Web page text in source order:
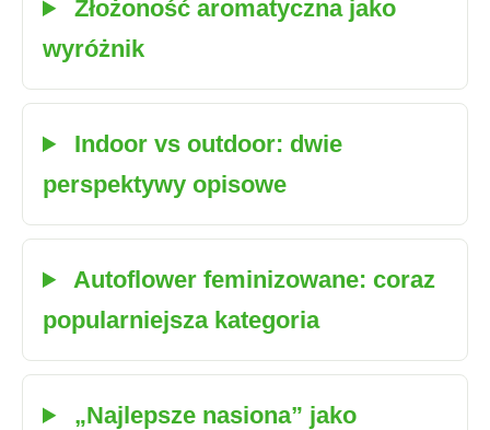
Złożoność aromatyczna jako
wyróżnik
Indoor vs outdoor: dwie
perspektywy opisowe
Autoflower feminizowane: coraz
popularniejsza kategoria
„Najlepsze nasiona” jako